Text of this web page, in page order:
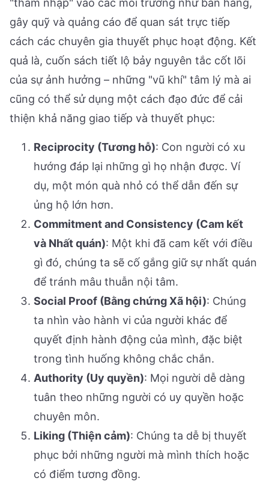
gây quỹ và quảng cáo để quan sát trực tiếp
cách các chuyên gia thuyết phục hoạt động. Kết
quả là, cuốn sách tiết lộ bảy nguyên tắc cốt lõi
của sự ảnh hưởng – những "vũ khí" tâm lý mà ai
cũng có thể sử dụng một cách đạo đức để cải
thiện khả năng giao tiếp và thuyết phục:
Reciprocity (Tương hỗ): Con người có xu
hướng đáp lại những gì họ nhận được. Ví
dụ, một món quà nhỏ có thể dẫn đến sự
ủng hộ lớn hơn.
Commitment and Consistency (Cam kết
và Nhất quán): Một khi đã cam kết với điều
gì đó, chúng ta sẽ cố gắng giữ sự nhất quán
để tránh mâu thuẫn nội tâm.
Social Proof (Bằng chứng Xã hội): Chúng
ta nhìn vào hành vi của người khác để
quyết định hành động của mình, đặc biệt
trong tình huống không chắc chắn.
Authority (Uy quyền): Mọi người dễ dàng
tuân theo những người có uy quyền hoặc
chuyên môn.
Liking (Thiện cảm): Chúng ta dễ bị thuyết
phục bởi những người mà mình thích hoặc
có điểm tương đồng.